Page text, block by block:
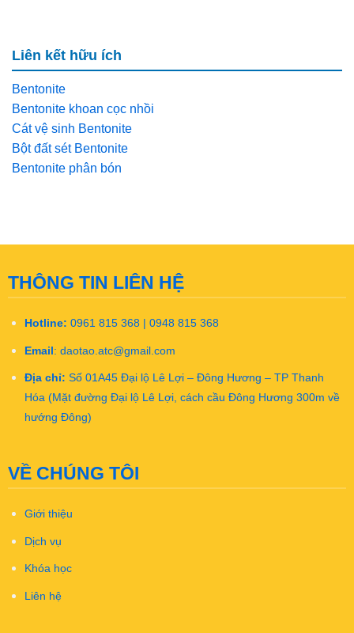
Liên kết hữu ích
Bentonite
Bentonite khoan cọc nhồi
Cát vệ sinh Bentonite
Bột đất sét Bentonite
Bentonite phân bón
THÔNG TIN LIÊN HỆ
Hotline: 0961 815 368 | 0948 815 368
Email : daotao.atc@gmail.com
Địa chỉ: Số 01A45 Đại lộ Lê Lợi – Đông Hương – TP Thanh
Hóa (Mặt đường Đại lộ Lê Lợi, cách cầu Đông Hương 300m về
hướng Đông)
VỀ CHÚNG TÔI
Giới thiệu
Dịch vụ
Khóa học
Liên hệ